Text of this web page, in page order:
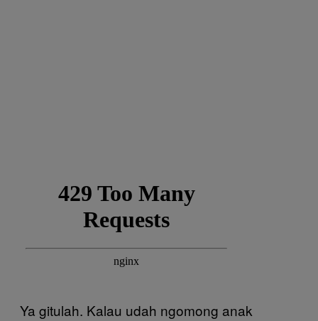
Ya gitulah. Kalau udah ngomong anak